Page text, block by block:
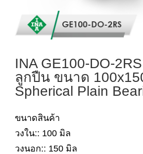
INA GE100-DO-
ลูกปืน ขนาด
Spherical Plain
ขนาดสินค้า
วงใน:: 100 มิล
วงนอก:: 150 มิล